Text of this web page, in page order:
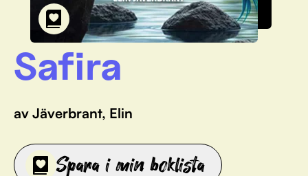
Safira
av Jäverbrant, Elin
Spara i min boklista